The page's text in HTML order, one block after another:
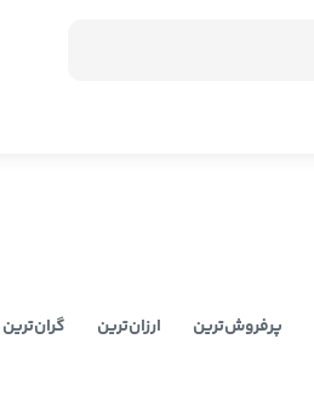
پرفروش‌ترین ارزان‌ترین گران‌ترین